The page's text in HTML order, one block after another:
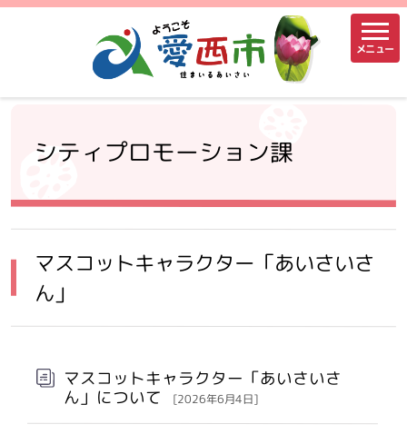
メニュー
シティプロモーション課
マスコットキャラクター「あいさいさ
ん」
マスコットキャラクター「あいさいさ
ん」について [2026年6月4日]